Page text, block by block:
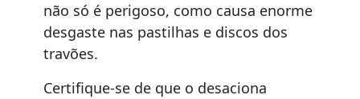
não só é perigoso, como causa enorme
desgaste nas pastilhas e discos dos
travões.
Certifique-se de que o desaciona